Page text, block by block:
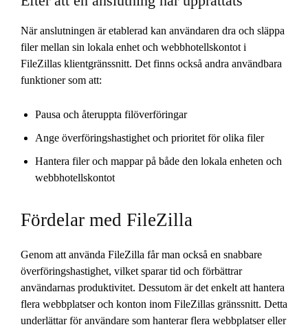
När anslutningen är etablerad kan användaren dra och släppa
filer mellan sin lokala enhet och webbhotellskontot i
FileZillas klientgränssnitt. Det finns också andra användbara
funktioner som att:
Pausa och återuppta filöverföringar
Ange överföringshastighet och prioritet för olika filer
Hantera filer och mappar på både den lokala enheten och
webbhotellskontot
Fördelar med FileZilla
Genom att använda FileZilla får man också en snabbare
överföringshastighet, vilket sparar tid och förbättrar
användarnas produktivitet. Dessutom är det enkelt att hantera
flera webbplatser och konton inom FileZillas gränssnitt. Detta
underlättar för användare som hanterar flera webbplatser eller